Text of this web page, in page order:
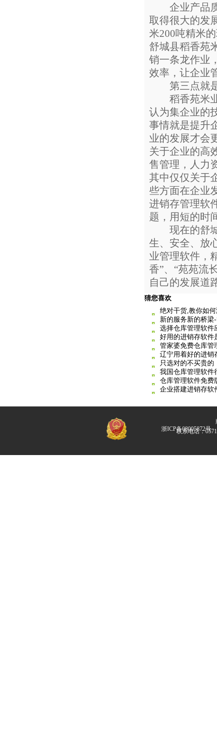
企业产品质
取得很大的发
米200吨精米
舒城县稻香苑
销一条龙作业
效率，让企业
第三点就是
稻香苑米业
认为集企业的
事情就是提升
业的发展才会
关于企业的高
售管理，人力
其中仅仅关于
些方面在企业
进销存管理软
题，用短的时
现在的舒城
生、安全、放
业管理软件，
香”、“苑苑流
自己的发展道
猜您喜欢
绝对干货,教你如
新的服务新的桥梁
选择仓库管理软件
好用的进销存软件
管家婆免费仓库管
辽宁用着好的进销
只选对的不买贵的
我国仓库管理软件
仓库管理软件免费
企业搭建进销存软
浙ICP备08005872号
联系电话：